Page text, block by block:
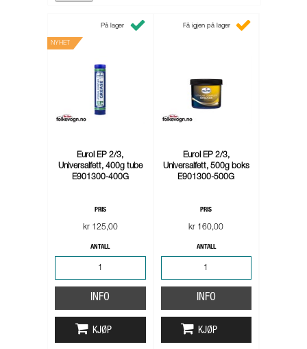
NYHET
På lager
Eurol EP 2/3,
Universalfett, 400g tube
E901300-400G
PRIS
kr 125,00
ANTALL
INFO
KJØP
Få igjen på lager
Eurol EP 2/3,
Universalfett, 500g boks
E901300-500G
PRIS
kr 160,00
ANTALL
INFO
KJØP